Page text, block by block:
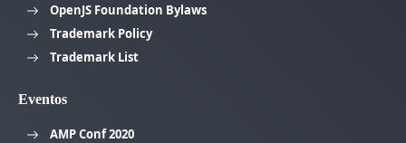
OpenJS Foundation Bylaws
Trademark Policy
Trademark List
Eventos
AMP Conf 2020